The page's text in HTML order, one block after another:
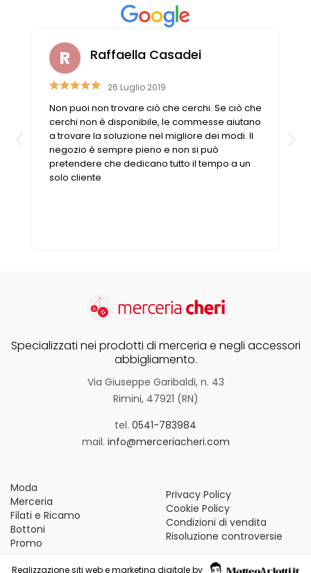
Raffaella Casadei
26 Luglio 2019
Non puoi non trovare ciò che cerchi. Se ciò che
cerchi non è disponibile, le commesse aiutano
a trovare la soluzione nel migliore dei modi. Il
negozio è sempre pieno e non si può
pretendere che dedicano tutto il tempo a un
solo cliente
Specializzati nei prodotti di merceria e negli accessori
abbigliamento.
Via Giuseppe Garibaldi, n. 43
Rimini, 47921 (RN)
tel. 0541-783984
mail. info@merceriacheri.com
Moda
Merceria
Filati e Ricamo
Bottoni
Promo
Privacy Policy
Cookie Policy
Condizioni di vendita
Risoluzione controversie
Realizzazione siti web e marketing digitale by